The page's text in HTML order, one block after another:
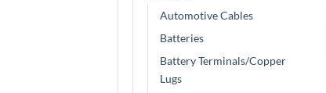
Automotive Cables
Batteries
Battery Terminals/Copper
Lugs